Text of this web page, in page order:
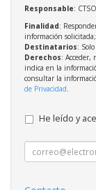
Responsable:
Finalidad:
información solicitada;
Destinatarios:
Derechos: Acceder,
indica en la
consultar la
de Privacidad.
He leído y